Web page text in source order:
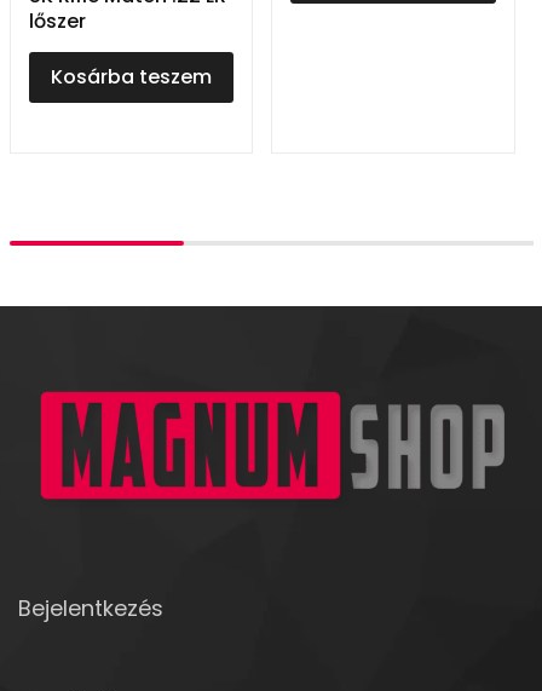
lőszer
Kosárba teszem
Bejelentkezés